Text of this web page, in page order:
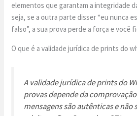
elementos que garantam a integridade
seja, se a outra parte disser “eu nunca
falso”, a sua prova perde a força e você
O que é a validade jurídica de prints do
A validade jurídica de prints do
provas depende da
mensagens são autênticas e não